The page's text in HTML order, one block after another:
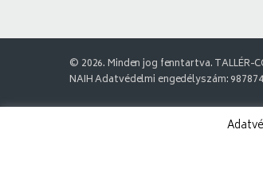
© 2026. Minden jog fenntartva. TALLÉR-
NAIH Adatvédelmi engedélyszám: